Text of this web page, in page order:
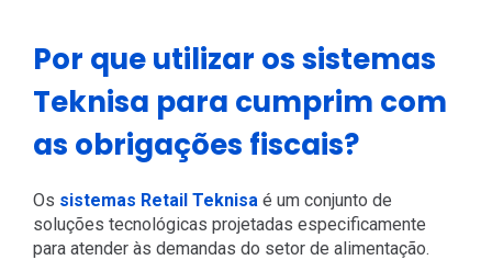
Por que utilizar os sistemas
Teknisa para cumprim com
as obrigações fiscais?
Os sistemas Retail Teknisaé um conjunto de
soluções tecnológicas projetadas especificamente
para atender às demandas do setor de alimentação.